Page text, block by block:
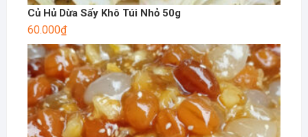
Củ Hủ Dừa Sấy Khô Túi Nhỏ 50g
60.000₫